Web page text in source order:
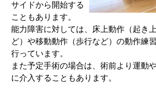
サイドから開始する
こともあります。
能力障害に対しては、床上動作（起き
ど）や移動動作（歩行など）の動作練
行っています。
また予定手術の場合は、術前より運動
に介入することもあります。